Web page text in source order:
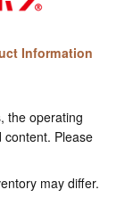
Information
the operating
Please
may differ.